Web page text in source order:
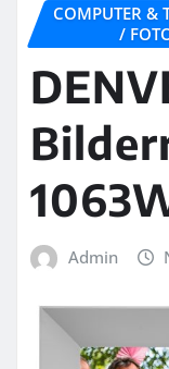
COMPUTER &
/
Admin